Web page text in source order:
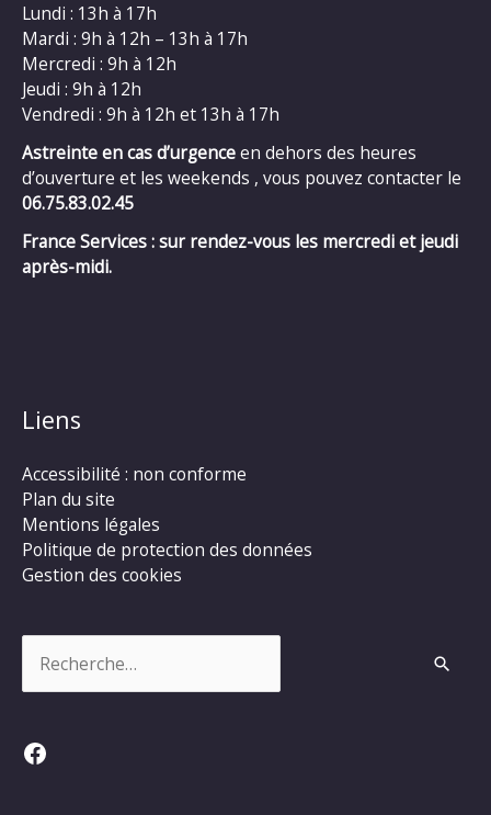
Lundi : 13h à 17h
Mardi : 9h à 12h – 13h à 17h
Mercredi : 9h à 12h
Jeudi : 9h à 12h
Vendredi : 9h à 12h et 13h à 17h
Astreinte en cas d’urgenceen dehors des heures
d’ouverture et les weekends , vous pouvez contacter le
06.75.83.02.45
France Services : sur rendez-vous les mercredi et jeudi
après-midi.
Liens
Accessibilité : non conforme
Plan du site
Mentions légales
Politique de protection des données
Gestion des cookies
Facebook